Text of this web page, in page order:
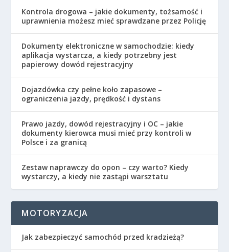
Kontrola drogowa – jakie dokumenty, tożsamość i
uprawnienia możesz mieć sprawdzane przez Policję
Dokumenty elektroniczne w samochodzie: kiedy
aplikacja wystarcza, a kiedy potrzebny jest
papierowy dowód rejestracyjny
Dojazdówka czy pełne koło zapasowe –
ograniczenia jazdy, prędkość i dystans
Prawo jazdy, dowód rejestracyjny i OC – jakie
dokumenty kierowca musi mieć przy kontroli w
Polsce i za granicą
Zestaw naprawczy do opon – czy warto? Kiedy
wystarczy, a kiedy nie zastąpi warsztatu
MOTORYZACJA
Jak zabezpieczyć samochód przed kradzieżą?